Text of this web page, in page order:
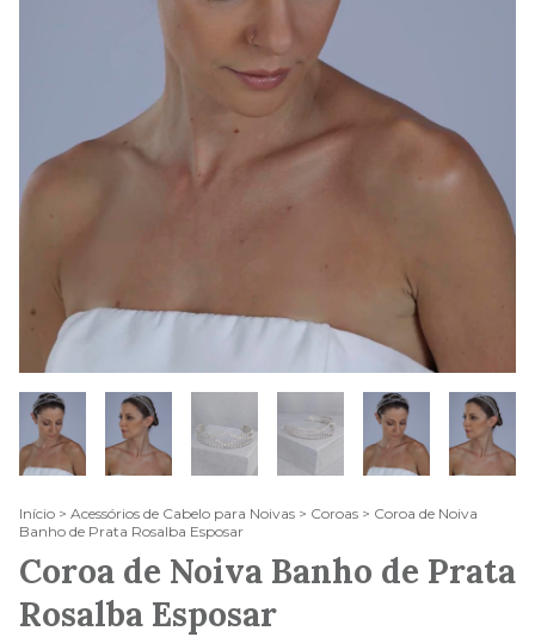
Início > Acessórios de Cabelo para Noivas > Coroas > Coroa de Noiva
Banho de Prata Rosalba Esposar
Coroa de Noiva Banho de Prata
Rosalba Esposar